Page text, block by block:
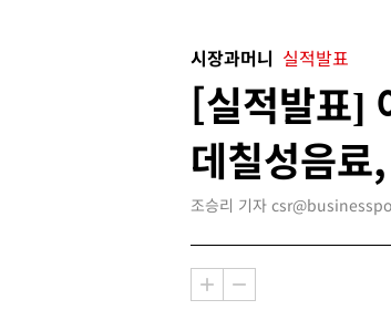
시장과머니 실적발표
[실적발표]
데칠성음료
조승리 기자